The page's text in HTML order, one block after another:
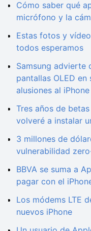
Cómo saber qué
micrófono y la
Estas fotos y
todos esperamos
Samsung advierte
pantallas OLED
alusiones al iPhone
Tres años de
volveré a instalar
3 millones de
vulnerabilidad
BBVA se suma a
pagar con el
Los módems LTE
nuevos iPhone